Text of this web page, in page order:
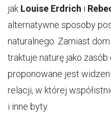
jak Louise Erdrich i
alternatywne sposoby
naturalnego. Zamiast
traktuje naturę jako
proponowane jest
relacji, w której
i inne byty.